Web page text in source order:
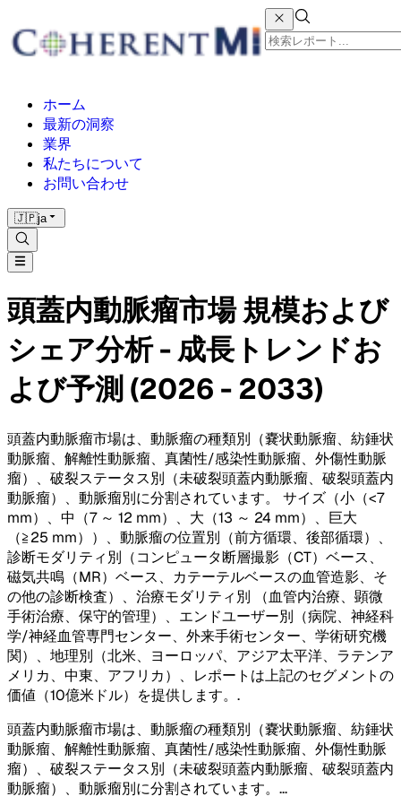
ホーム
最新の洞察
業界
私たちについて
お問い合わせ
🇯🇵ja
頭蓋内動脈瘤市場 規模および
シェア分析 - 成長トレンドお
よび予測 (2026 - 2033)
頭蓋内動脈瘤市場は、動脈瘤の種類別（嚢状動脈瘤、紡錘状
動脈瘤、解離性動脈瘤、真菌性/感染性動脈瘤、外傷性動脈
瘤）、破裂ステータス別（未破裂頭蓋内動脈瘤、破裂頭蓋内
動脈瘤）、動脈瘤別に分割されています。 サイズ（小（<7
mm）、中（7 ～ 12 mm）、大（13 ～ 24 mm）、巨大
（≧25 mm））、動脈瘤の位置別（前方循環、後部循環）、
診断モダリティ別（コンピュータ断層撮影（CT）ベース、
磁気共鳴（MR）ベース、カテーテルベースの血管造影、そ
の他の診断検査）、治療モダリティ別 （血管内治療、顕微
手術治療、保守的管理）、エンドユーザー別（病院、神経科
学/神経血管専門センター、外来手術センター、学術研究機
関）、地理別（北米、ヨーロッパ、アジア太平洋、ラテンア
メリカ、中東、アフリカ）、レポートは上記のセグメントの
価値（10億米ドル）を提供します。 .
頭蓋内動脈瘤市場は、動脈瘤の種類別（嚢状動脈瘤、紡錘状
動脈瘤、解離性動脈瘤、真菌性/感染性動脈瘤、外傷性動脈
瘤）、破裂ステータス別（未破裂頭蓋内動脈瘤、破裂頭蓋内
動脈瘤）、動脈瘤別に分割されています。 ...